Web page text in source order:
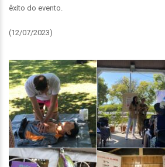
êxito do evento.
(12/07/2023)